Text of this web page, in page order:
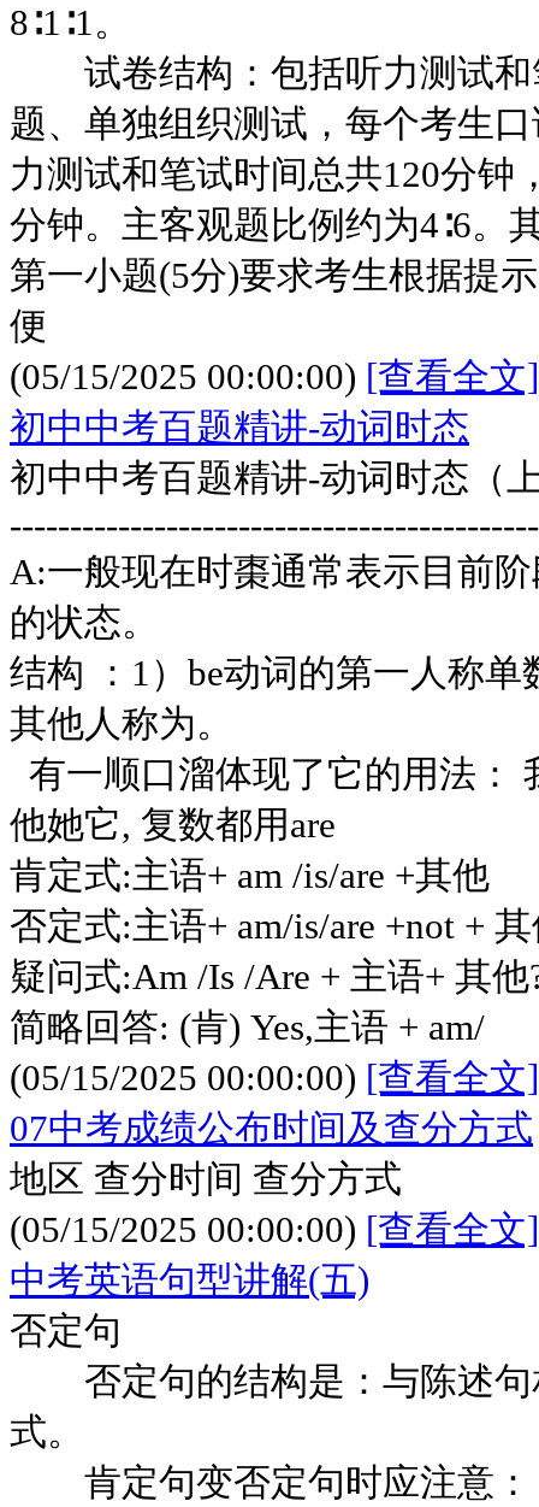
8∶1∶1。
试卷结构：包括听力测试和
题、单独组织测试，每个考生
力测试和笔试时间总共120分钟
分钟。主客观题比例约为4∶6。
第一小题(5分)要求考生根据提
便
(05/15/2025 00:00:00) [查看全文]
初中中考百题精讲-动词时态
初中中考百题精讲-动词时态（
A:一般现在时棗通常表示目前
的状态。
结构 ：1）be动词的第一人称
其他人称为。
有一顺口溜体现了它的用法：
他她它, 复数都用are
肯定式:主语+ am /is/are +其他
否定式:主语+ am/is/are +not +
疑问式:Am /Is /Are + 主语+ 其他
简略回答: (肯) Yes,主语 + am/
(05/15/2025 00:00:00) [查看全文]
07中考成绩公布时间及查分方式
地区 查分时间 查分方式
(05/15/2025 00:00:00) [查看全文]
中考英语句型讲解(五)
否定句
否定句的结构是：与陈述句
式。
肯定句变否定句时应注意：